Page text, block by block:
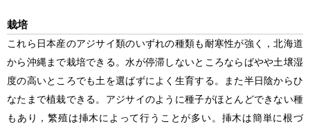
栽培
これら日本産のアジサイ類のいずれの種類も耐寒性が強く，北海道
から沖縄まで栽培できる。水が停滞しないところならばやや土壌湿
度の高いところでも土を選ばずによく生育する。また半日陰からひ
なたまで植栽できる。アジサイのように種子がほとんどできない種
もあり，繁殖は挿木によって行うことが多い。挿木は簡単に根づ